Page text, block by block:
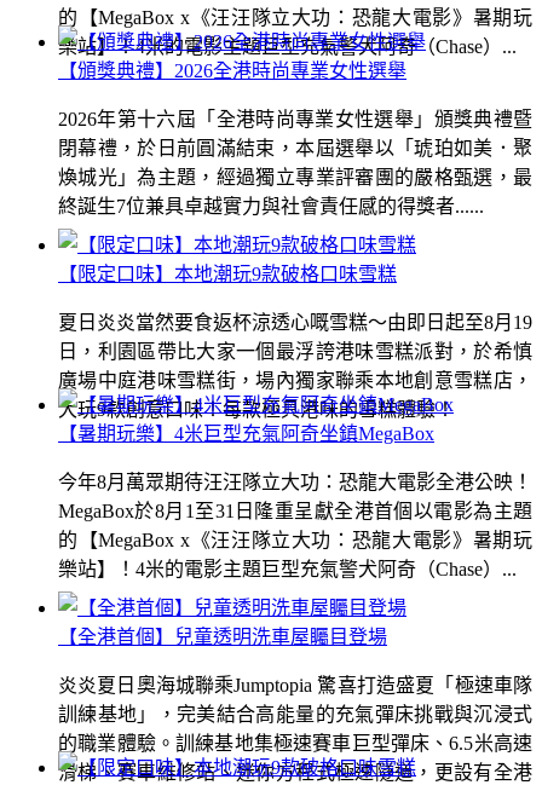
的【MegaBox x《汪汪隊立大功：恐龍大電影》暑期玩
樂站】！4米的電影主題巨型充氣警犬阿奇（Chase）...
【限定口味】本地潮玩9款破格口味雪糕
夏日炎炎當然要食返杯涼透心嘅雪糕～由即日起至8月19
日，利園區帶比大家一個最浮誇港味雪糕派對，於希慎
廣場中庭港味雪糕街，場內獨家聯乘本地創意雪糕店，
大玩9款創意口味！每款極具港味的雪糕體驗！
【全港首個】兒童透明洗車屋矚目登場
炎炎夏日奧海城聯乘Jumptopia 驚喜打造盛夏「極速車隊
訓練基地」，完美結合高能量的充氣彈床挑戰與沉浸式
的職業體驗。訓練基地集極速賽車巨型彈床、6.5米高速
滑梯、賽車維修站、迷你方程式極速隧道，更設有全港
【頒獎典禮】2026全港時尚專業女性選舉
2026年第十六屆「全港時尚專業女性選舉」頒獎典禮暨
閉幕禮，於日前圓滿結束，本屆選舉以「琥珀如美．聚
煥城光」為主題，經過獨立專業評審團的嚴格甄選，最
終誕生7位兼具卓越實力與社會責任感的得獎者......
【暑期玩樂】4米巨型充氣阿奇坐鎮MegaBox
今年8月萬眾期待汪汪隊立大功：恐龍大電影全港公映！
MegaBox於8月1至31日隆重呈獻全港首個以電影為主題
的【MegaBox x《汪汪隊立大功：恐龍大電影》暑期玩
樂站】！4米的電影主題巨型充氣警犬阿奇（Chase）...